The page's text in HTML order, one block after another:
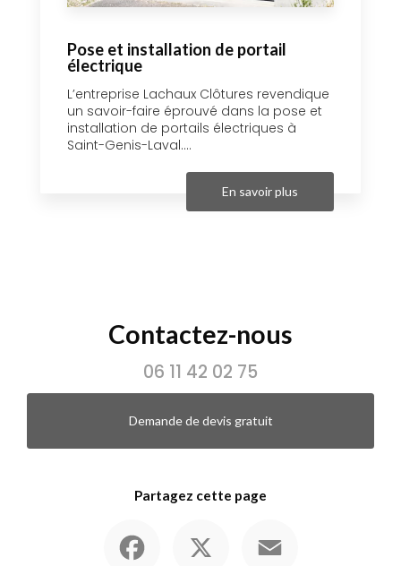
Pose et installation de portail
électrique
L’entreprise Lachaux Clôtures revendique
un savoir-faire éprouvé dans la pose et
installation de portails électriques à
Saint-Genis-Laval....
En savoir plus
Contactez-nous
06 11 42 02 75
Demande de devis gratuit
Partagez cette page